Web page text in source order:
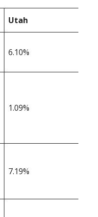
Utah
6.10%
1.09%
7.19%